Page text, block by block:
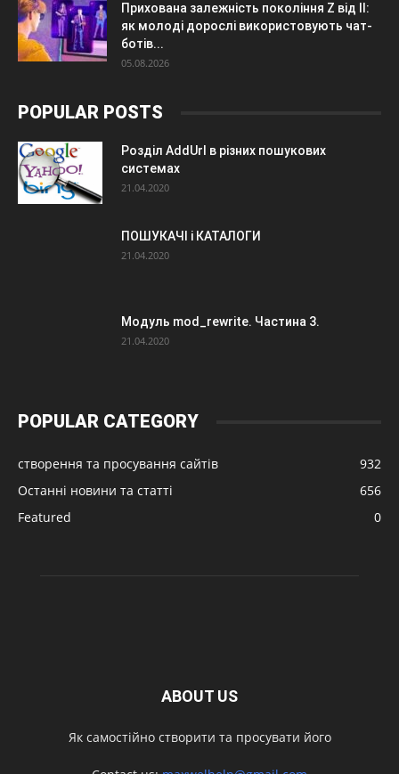
Прихована залежність покоління Z від ІІ:
як молоді дорослі використовують чат-
ботів...
05.08.2026
POPULAR POSTS
Розділ AddUrl в різних пошукових
системах
21.04.2020
ПОШУКАЧІ і КАТАЛОГИ
21.04.2020
Модуль mod_rewrite. Частина 3.
21.04.2020
POPULAR CATEGORY
створення та просування сайтів
932
Останні новини та статті
656
Featured
0
ABOUT US
Як самостійно створити та просувати його